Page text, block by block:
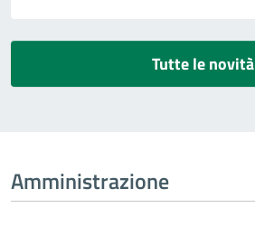
Tutte le novità
Amministrazione